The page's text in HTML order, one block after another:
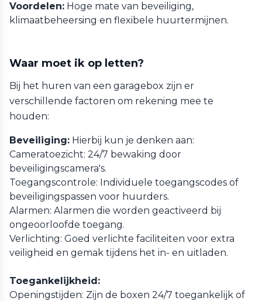
Voordelen: Hoge mate van beveiliging,
klimaatbeheersing en flexibele huurtermijnen.
Waar moet ik op letten?
Bij het huren van een garagebox zijn er
verschillende factoren om rekening mee te
houden:
Beveiliging: Hierbij kun je denken aan:
Cameratoezicht: 24/7 bewaking door
beveiligingscamera's.
Toegangscontrole: Individuele toegangscodes of
beveiligingspassen voor huurders.
Alarmen: Alarmen die worden geactiveerd bij
ongeoorloofde toegang.
Verlichting: Goed verlichte faciliteiten voor extra
veiligheid en gemak tijdens het in- en uitladen.
Toegankelijkheid:
Openingstijden: Zijn de boxen 24/7 toegankelijk of